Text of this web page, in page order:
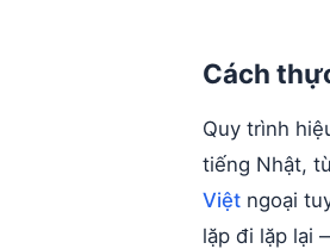
Cách
Quy trình
tiếng Nhật,
Việt ngoại
lặp đi lặp lại